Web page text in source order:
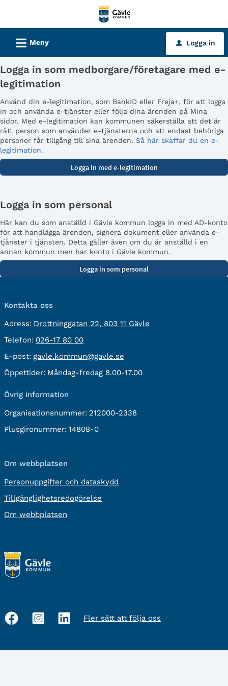
tjänster
Gävle
kommun
L Meny u Logga in
Logga in som medborgare/företagare med e-
legitimation
Använd din e-legitimation, som BankID eller Freja+, för att logga
in och använda e-tjänster eller följa dina ärenden på Mina
sidor. Med e-legitimation kan kommunen säkerställa att det är
rätt person som använder e-tjänsterna och att endast behöriga
personer får tillgång till sina ärenden. Så här skaffar du en e-
legitimation.
Logga in som personal
Här kan du som anställd i Gävle kommun logga in med AD-konto
för att handlägga ärenden, signera dokument eller använda e-
tjänster i tjänsten. Detta gäller även om du är anställd i en
annan kommun men har konto i Gävle kommun.
Kontakta oss
Adress: besöksadress:
Drottninggatan 22, 803 11 Gävle
Telefon: Telefon:
026-17 80 00
E-post: E-
post:
gavle.kommun@gavle.se
Öppettider: Måndag-fredag 8.00-17.00
Övrig information
Organisationsnummer: 212000-2338
Plusgironummer: 14808-0
Om webbplatsen
Personuppgifter och dataskydd
Tillgänglighetsredogörelse
Om webbplatsen
Sociala
Fler sätt att följa oss